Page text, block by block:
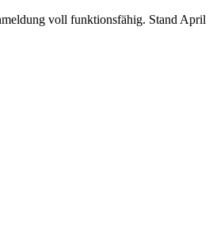
voll funktionsfähig. Stand